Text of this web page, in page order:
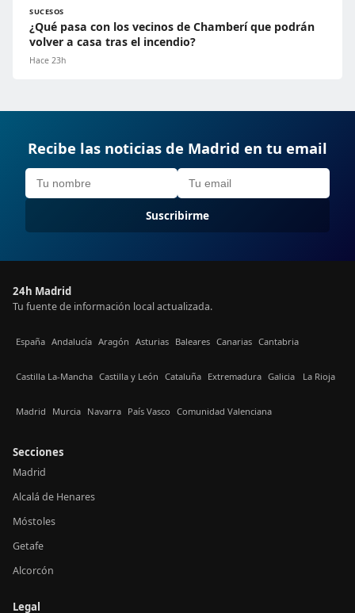
SUCESOS
¿Qué pasa con los vecinos de Chamberí que podrán
volver a casa tras el incendio?
Hace 23h
Recibe las noticias de Madrid en tu email
Suscribirme
24h Madrid
Tu fuente de información local actualizada.
España Andalucía Aragón Asturias Baleares Canarias Cantabria
Castilla La-Mancha Castilla y León Cataluña Extremadura Galicia La Rioja
Madrid Murcia Navarra País Vasco Comunidad Valenciana
Secciones
Madrid
Alcalá de Henares
Móstoles
Getafe
Alcorcón
Legal